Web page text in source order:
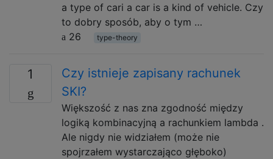
a type of cari a car is a kind of vehicle. Czy
to dobry sposób, aby o tym …
26
type-theory
1
Czy istnieje zapisany rachunek
SKI?
Większość z nas zna zgodność między
logiką kombinacyjną a rachunkiem lambda .
Ale nigdy nie widziałem (może nie
spojrzałem wystarczająco głęboko)